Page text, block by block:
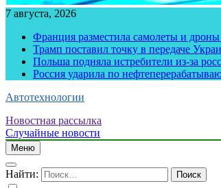
7 августа, 2026
Франция разместила самолеты и
Трамп поставил точку в передаче
Польша подняла истребители из-за
Россия ударила по
Автотехнологии
Новостная рассылка
Случайные новости
Меню
Найти: